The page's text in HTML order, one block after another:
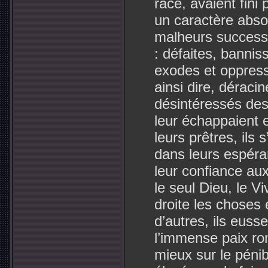
race, avaient fini
un caractère
malheurs
: défaites,
exodes et
ainsi dire,
désintéressés
leur échappaient
leurs prêtres, ils
dans leurs
leur confiance
le seul Dieu, le
droite les choses
d’autres, ils
l’immense paix
mieux sur le